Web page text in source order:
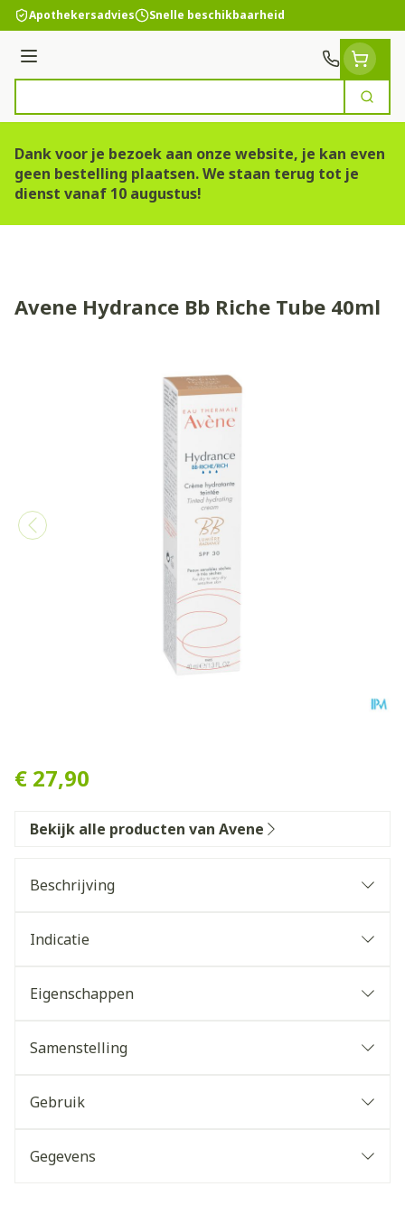
Ga naar de inhoud
Apothekersadvies Snelle beschikbaarheid
Menu
Zoek
Dank voor je bezoek aan onze website, je kan even
geen bestelling plaatsen. We staan terug tot je
dienst vanaf 10 augustus!
Avene Hydrance Bb Riche Tube 40ml
€ 27,90
Bekijk alle producten van Avene
Beschrijving
Indicatie
Eigenschappen
Samenstelling
Gebruik
Gegevens